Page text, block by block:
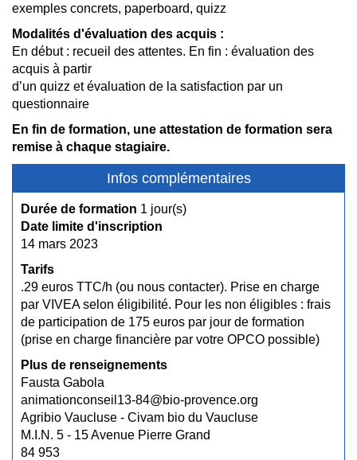
exemples concrets, paperboard, quizz
Modalités d'évaluation des acquis :
En début : recueil des attentes. En fin : évaluation des
acquis à partir
d’un quizz et évaluation de la satisfaction par un
questionnaire
En fin de formation, une attestation de formation sera
remise à chaque stagiaire.
Infos complémentaires
Durée de formation 1 jour(s)
Date limite d'inscription
14 mars 2023
Tarifs
.29 euros TTC/h (ou nous contacter). Prise en charge
par VIVEA selon éligibilité. Pour les non éligibles : frais
de participation de 175 euros par jour de formation
(prise en charge financière par votre OPCO possible)
Plus de renseignements
Fausta Gabola
animationconseil13-84@bio-provence.org
Agribio Vaucluse - Civam bio du Vaucluse
M.I.N. 5 - 15 Avenue Pierre Grand
84 953